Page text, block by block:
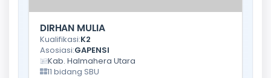
DIRHAN MULIA
Kualifikasi:K2
Asosiasi:GAPENSI
Kab. Halmahera Utara
11 bidang SBU